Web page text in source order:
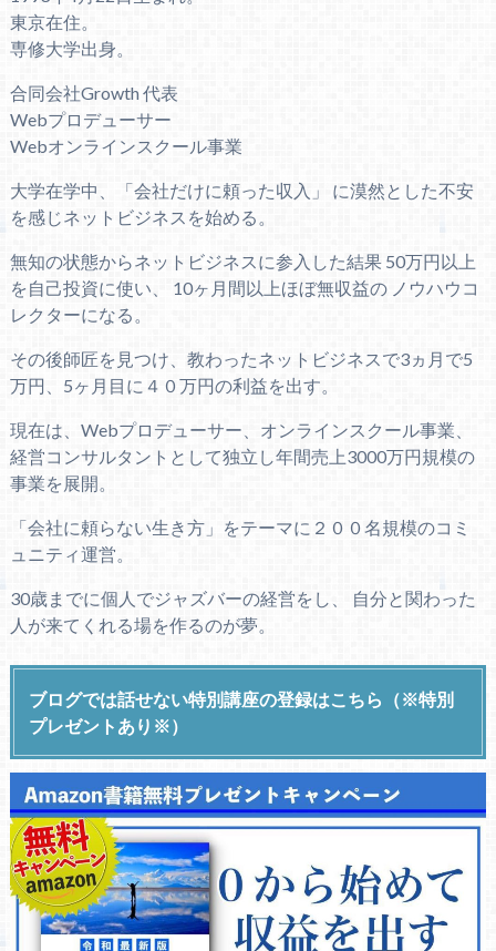
東京在住。
専修大学出身。
合同会社Growth 代表
Webプロデューサー
Webオンラインスクール事業
大学在学中、「会社だけに頼った収入」 に漠然とした不安
を感じネットビジネスを始める。
無知の状態からネットビジネスに参入した結果 50万円以上
を自己投資に使い、 10ヶ月間以上ほぼ無収益の ノウハウコ
レクターになる。
その後師匠を見つけ、教わったネットビジネスで3ヵ月で5
万円、5ヶ月目に４０万円の利益を出す。
現在は、Webプロデューサー、オンラインスクール事業、
経営コンサルタントとして独立し年間売上3000万円規模の
事業を展開。
「会社に頼らない生き方」をテーマに２００名規模のコミ
ュニティ運営。
30歳までに個人でジャズバーの経営をし、 自分と関わった
人が来てくれる場を作るのが夢。
ブログでは話せない特別講座の登録はこちら（※特別
プレゼントあり※）